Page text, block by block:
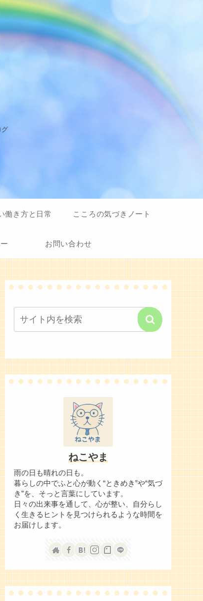
グ
働き方と日常 こころの気づきノート
お問い合わせ
ねこやま
雨の日も晴れの日も。
暮らしの中でふと心が動く“ときめき”や“気づ
き”を、そっと言葉にしています。
日々の出来事を通して、心が整い、自分らし
く生きるヒントを見つけられるような時間を
お届けします。